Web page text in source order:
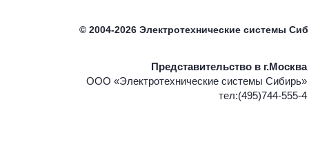
© 2004-2026 Электротехнические системы
Представительство в г.Москва
ООО «Электротехнические системы Сибирь»
тел:(495)744-555-4